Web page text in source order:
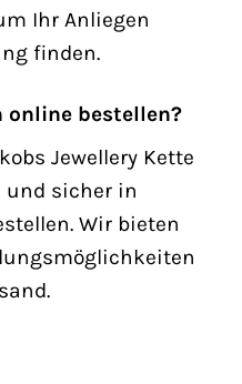
Ihr Anliegen
finden.
online bestellen?
Jewellery Kette
und sicher in
Wir bieten